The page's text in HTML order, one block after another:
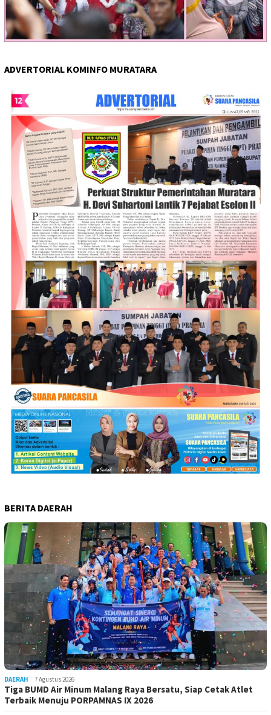
ADVERTORIAL KOMINFO MURATARA
BERITA DAERAH
DAERAH 7 Agustus 2026
Tiga BUMD Air Minum Malang Raya Bersatu, Siap Cetak Atlet
Terbaik Menuju PORPAMNAS IX 2026